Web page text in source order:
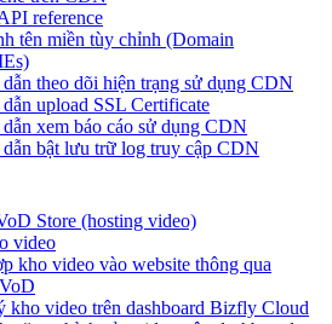
reference
tên miền tùy chỉnh (Domain
theo dõi hiện trạng sử dụng CDN
upload SSL Certificate
xem báo cáo sử dụng CDN
bật lưu trữ log truy cập CDN
Store (hosting video)
video
kho video vào website thông qua
kho video trên dashboard Bizfly Cloud